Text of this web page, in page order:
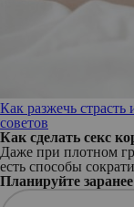
Как разжечь страсть
советов
Как сделать секс
Даже при плотном
есть способы
Планируйте заранее